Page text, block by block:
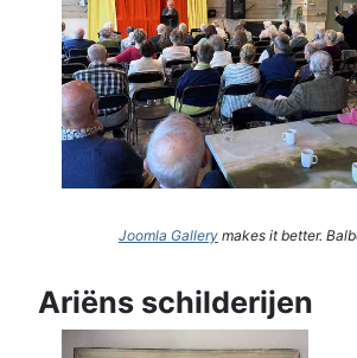
Joomla Gallery makes it better.
Ariëns schilderijen